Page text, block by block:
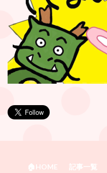
🏠HOME 記事一覧